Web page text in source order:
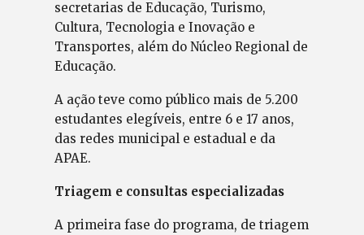
secretarias de Educação, Turismo,
Cultura, Tecnologia e Inovação e
Transportes, além do Núcleo Regional de
Educação.
A ação teve como público mais de 5.200
estudantes elegíveis, entre 6 e 17 anos,
das redes municipal e estadual e da
APAE.
Triagem e consultas especializadas
A primeira fase do programa, de triagem